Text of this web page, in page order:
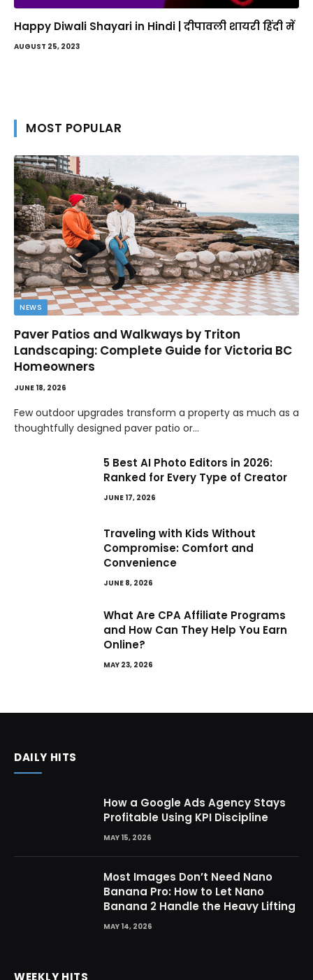
Happy Diwali Shayari in Hindi | दीपावली शायरी हिंदी में
AUGUST 25, 2023
MOST POPULAR
NEWS
Paver Patios and Walkways by Triton
Landscaping: Complete Guide for Victoria BC
Homeowners
JUNE 18, 2026
Few outdoor upgrades transform a property as much as a
thoughtfully designed paver patio or…
5 Best AI Photo Editors in 2026:
Ranked for Every Type of Creator
JUNE 17, 2026
Traveling with Kids Without
Compromise: Comfort and
Convenience
JUNE 8, 2026
What Are CPA Affiliate Programs
and How Can They Help You Earn
Online?
MAY 23, 2026
DAILY HITS
How a Google Ads Agency Stays
Profitable Using KPI Discipline
MAY 15, 2026
Most Images Don’t Need Nano
Banana Pro: How to Let Nano
Banana 2 Handle the Heavy Lifting
MAY 14, 2026
WEEKLY HITS